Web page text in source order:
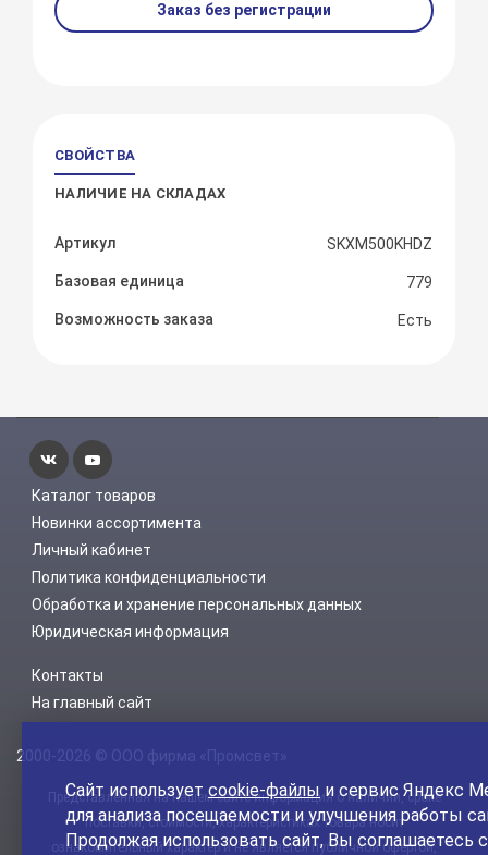
Заказ без регистрации
СВОЙСТВА
НАЛИЧИЕ НА СКЛАДАХ
Артикул SKXM500KHDZ
Базовая единица 779
Возможность заказа Есть
Каталог товаров
Новинки ассортимента
Личный кабинет
Политика конфиденциальности
Обработка и хранение персональных данных
Юридическая информация
Контакты
На главный сайт
2000-2026 © ООО фирма «Промсвет»
Представленная на нашем сайте информация о наличии, сроке
поставки, стоимости, характеристиках товара носит
ознакомительный характер и не является публичной офертой,
Сайт используетcookie-файлы и сервис Яндекс
для анализа посещаемости и улучшения работы
Продолжая использовать сайт, Вы соглашаетесь